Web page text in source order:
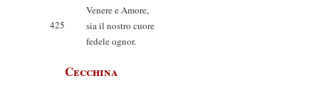
Venere e Amore,
425
sia il nostro cuore
fedele ognor.
Cecchina